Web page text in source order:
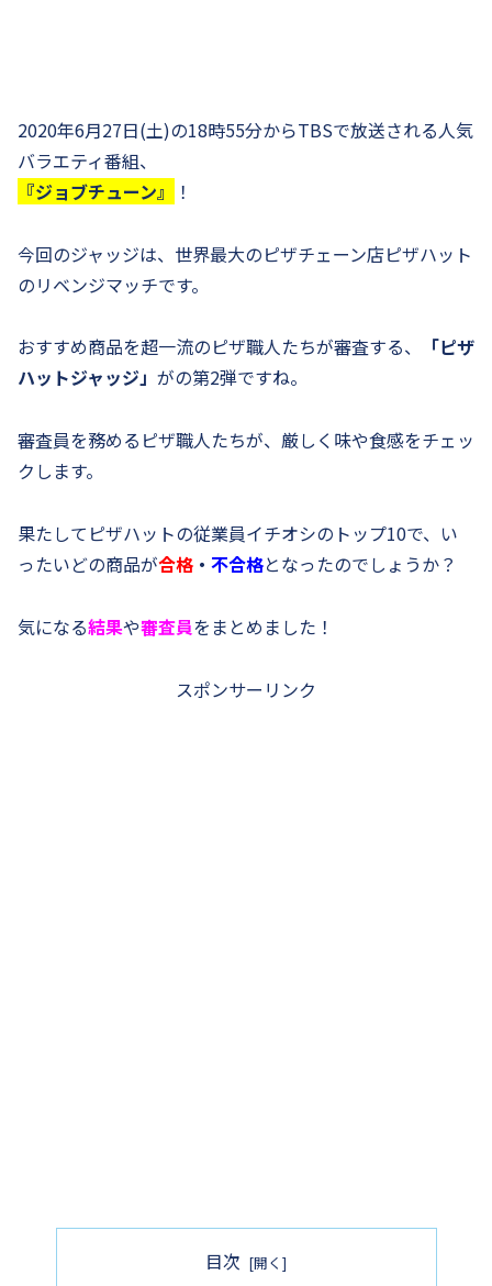
2020年6月27日(土)の18時55分からTBSで放送される人気
バラエティ番組、
『ジョブチューン』
！
今回のジャッジは、世界最大のピザチェーン店ピザハット
のリベンジマッチです。
おすすめ商品を超一流のピザ職人たちが審査する、
「ピザ
ハットジャッジ」 がの第2弾ですね。
審査員を務めるピザ職人たちが、厳しく味や食感をチェッ
クします。
果たしてピザハットの従業員イチオシのトップ10で、い
ったいどの商品が合格 ・ 不合格となったのでしょうか？
気になる結果や審査員をまとめました！
スポンサーリンク
目次